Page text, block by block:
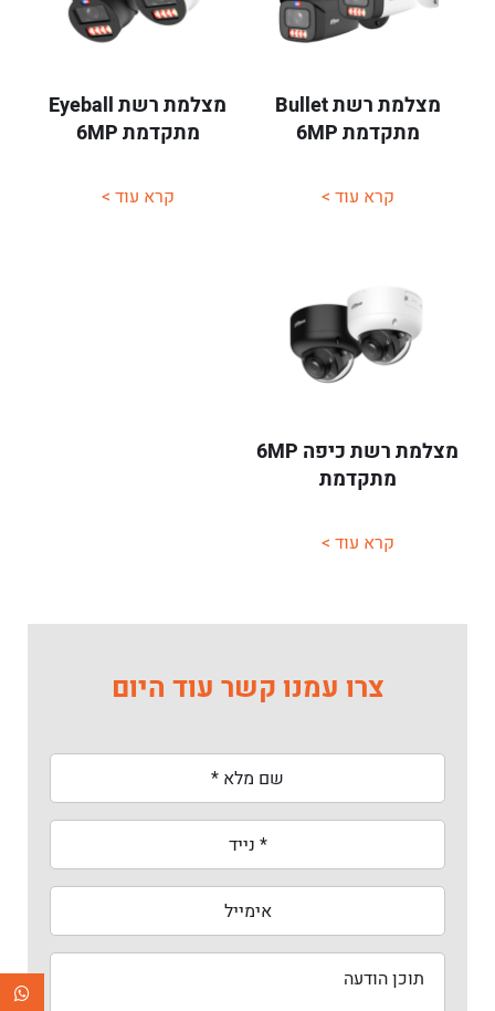
מצלמת רשת Bullet
מתקדמת 6MP
קרא עוד >
מצלמת רשת Eyeball
מתקדמת 6MP
קרא עוד >
מצלמת רשת כיפה 6MP
מתקדמת
קרא עוד >
צרו עמנו קשר עוד היום